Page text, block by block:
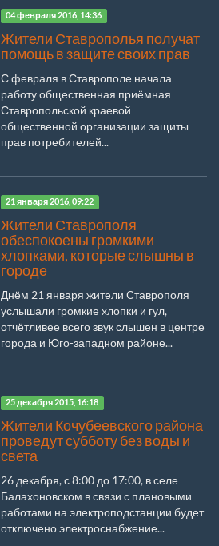
04 февраля 2016, 14:36
Жители Ставрополья получат
помощь в защите своих прав
С февраля в Ставрополе начала
работу общественная приёмная
Ставропольской краевой
общественной организации защиты
прав потребителей...
21 января 2016, 09:22
Жители Ставрополя
обеспокоены громкими
хлопками, которые слышны в
городе
Днём 21 января жители Ставрополя
услышали громкие хлопки и гул,
отчётливее всего звук слышен в центре
города и Юго-западном районе...
25 декабря 2015, 16:18
Жители Кочубеевского района
проведут субботу без воды и
света
26 декабря, с 8:00 до 17:00, в селе
Балахоновском в связи с плановыми
работами на электроподстанции будет
отключено электроснабжение...